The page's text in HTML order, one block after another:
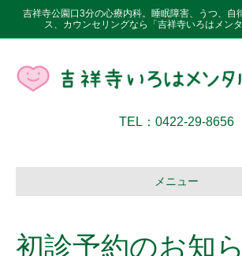
吉祥寺公園口3分の心療内科。睡眠障害、うつ、自
ス、カウンセリングなら「吉祥寺いろはメンタ
TEL：0422-29-8656
メニュー
初診予約のお知